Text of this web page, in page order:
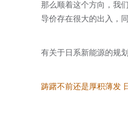
那么顺着这个方向，我
导价存在很大的出入，
有关于日系新能源的规
踌躇不前还是厚积薄发